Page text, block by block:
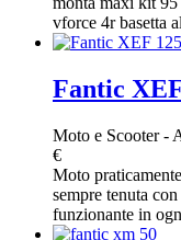
vforce 4r basetta
Fantic
Moto e Scooter-
€
Moto
sempre tenuta
funzionante in